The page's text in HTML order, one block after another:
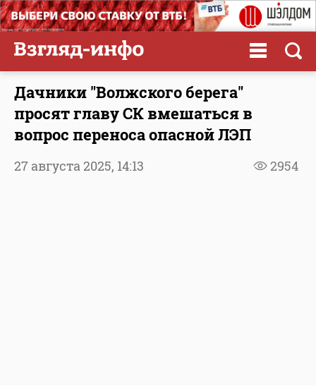
Дачники "Волжского берега"
просят главу СК вмешаться в
вопрос переноса опасной ЛЭП
2954
27 августа 2025, 14:13